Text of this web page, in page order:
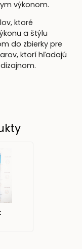
výkonom.
ktoré
a štýlu
do zbierky pre
ktorí hľadajú